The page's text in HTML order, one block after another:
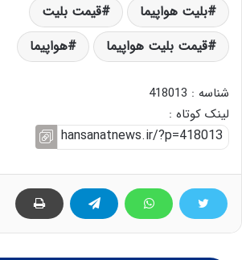
بلیت هواپیما
قیمت بلیت
قیمت بلیت هواپیما
هواپیما
شناسه : 418013
لینک کوتاه :